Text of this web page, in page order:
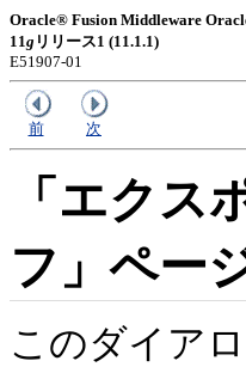
Oracle® Fusion Middleware
11g リリース1 (11.1.1)
E51907-01
前 次
「エク
フ」ペー
このダイア